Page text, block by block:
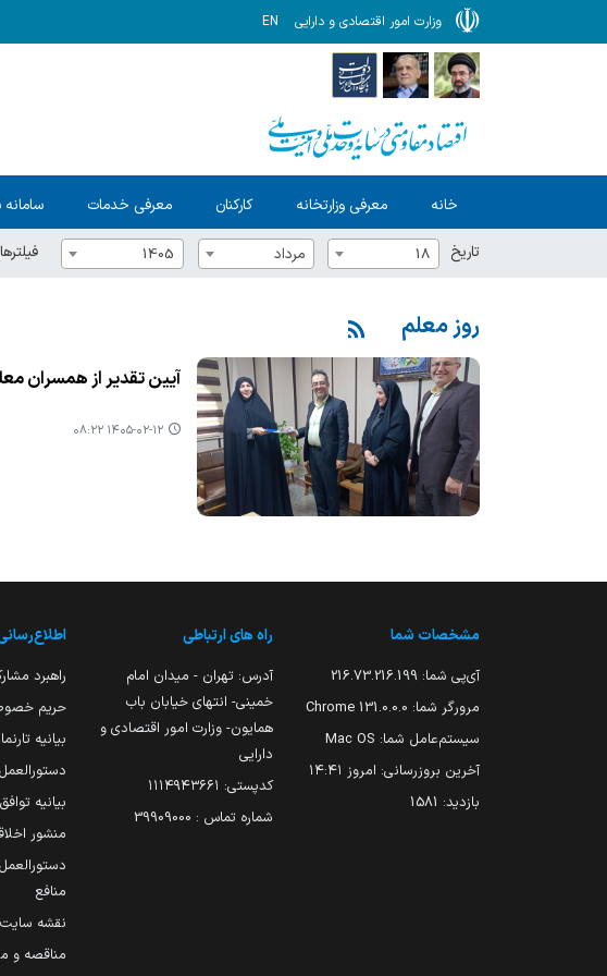
وزارت امور اقتصادی و دارایی EN
خانه معرفی وزارتخانه کارکنان معرفی خدمات
تاریخ 18 مرداد 1405 فیلترها
روز معلم
آیین تقدیر از همسران
۱۴۰۵-۰۲-۱۲ ۰۸:۲۲
مشخصات شما
آی‌پی شما: 216.73.216.199
مرورگر شما: 131.0.0.0 Chrome
سیستم‌عامل شما: Mac OS
آخرین بروزرسانی: امروز ۱۴:۴۱
بازدید: 1581
راه های ارتباطی
آدرس: تهران - میدان امام
خمینی- انتهای خیابان باب
همایون- وزارت امور اقتصادی و
دارایی
کدپستی: ۱۱۱۴۹۴۳۶۶۱
شماره تماس : 39909000
راهبرد
حریم
بیانیه تارنما
بیانیه
منشور
منافع
نقشه سایت
مناقصه و